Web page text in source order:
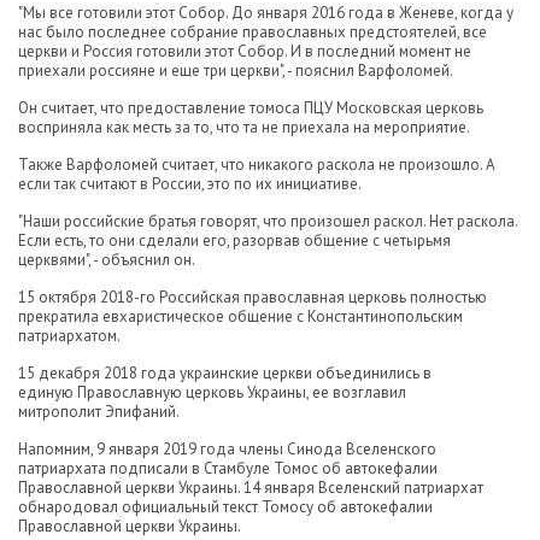
"Мы все готовили этот Собор. До января 2016 года в Женеве, когда у
нас было последнее собрание православных предстоятелей, все
церкви и Россия готовили этот Собор. И в последний момент не
приехали россияне и еще три церкви", - пояснил Варфоломей.
Он считает, что предоставление томоса ПЦУ Московская церковь
восприняла как месть за то, что та не приехала на мероприятие.
Также Варфоломей считает, что никакого раскола не произошло. А
если так считают в России, это по их инициативе.
"Наши российские братья говорят, что произошел раскол. Нет раскола.
Если есть, то они сделали его, разорвав общение с четырьмя
церквями", - объяснил он.
15 октября 2018-го Российская православная церковь полностью
прекратила евхаристическое общение с Константинопольским
патриархатом.
15 декабря 2018 года украинские церкви объединились в
единую Православную церковь Украины, ее возглавил
митрополит Эпифаний.
Напомним, 9 января 2019 года члены Синода Вселенского
патриархата подписали в Стамбуле Томос об автокефалии
Православной церкви Украины. 14 января Вселенский патриархат
обнародовал официальный текст Томосу об автокефалии
Православной церкви Украины.